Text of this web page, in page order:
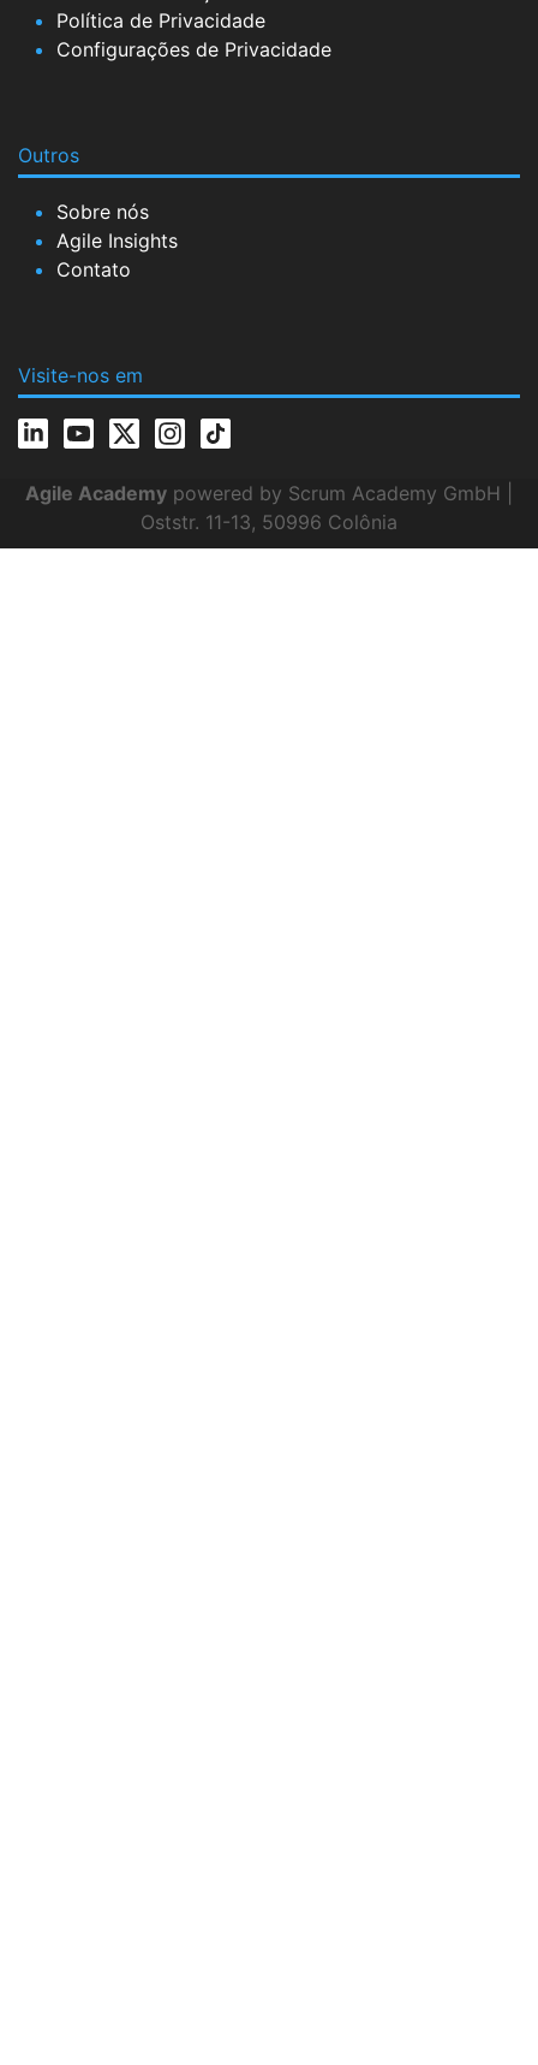
Política de Privacidade
Configurações de Privacidade
Outros
Sobre nós
Agile Insights
Contato
Visite-nos em
Agile Academy powered by Scrum Academy GmbH |
Oststr. 11-13, 50996 Colônia